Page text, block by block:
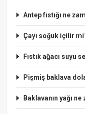
Antep fıstığı ne
Çayı soğuk içilir
Fıstık ağacı suyu
Pişmiş baklava
Baklavanın yağı